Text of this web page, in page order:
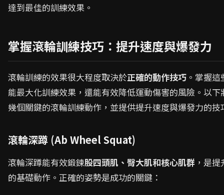
達到最佳的訓練效果。
掌握滾輪訓練技巧：提升速度與爆發力
滾輪訓練的效果很大程度取決於正確的動作技巧 。掌握
能最大化訓練效果，還能有效降低運動傷害的風險。以下
幾個關鍵的滾輪訓練動作，並提供提升速度與爆發力的技
滾輪深蹲 (Ab Wheel Squat)
滾輪深蹲能有效鍛鍊股四頭肌、臀大肌和核心肌群 ，是
的基礎動作。正確的姿勢是成功的關鍵：